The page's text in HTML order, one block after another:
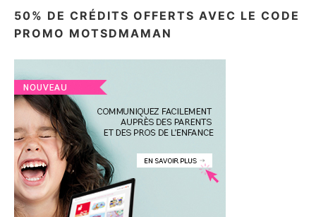
50% DE CRÉDITS OFFERTS AVEC LE CODE
PROMO MOTSDMAMAN